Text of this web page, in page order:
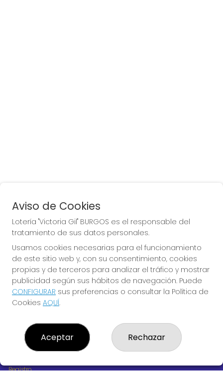
LOTERÍA "VICTORIA GIL" BURGOS
¿Quiénes somos?
Resultados
Contacto
Empresas
Boletos digitales
Registro
Aviso de Cookies
Lotería "Victoria Gil" BURGOS es el responsable del
tratamiento de sus datos personales.
Usamos cookies necesarias para el funcionamiento
de este sitio web y, con su consentimiento, cookies
propias y de terceros para analizar el tráfico y mostrar
publicidad según sus hábitos de navegación. Puede
CONFIGURAR sus preferencias o consultar la Política de
Cookies AQUÍ.
Aceptar Rechazar